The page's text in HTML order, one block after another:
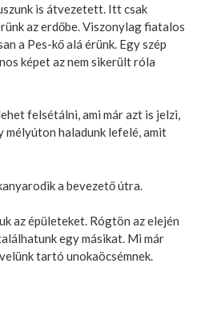
is átvezetett. Itt csak
az erdőbe. Viszonylag fiatalos
a Pes-kő alá érünk. Egy szép
képet az nem sikerült róla
felsétálni, ami már azt is jelzi,
mélyúton haladunk lefelé, amit
a bevezető útra.
az épületeket. Rógtön az elején
egy másikat. Mi már
tartó unokaöcsémnek.